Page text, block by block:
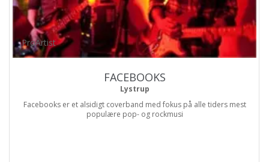
ProArtist
FACEBOOKS
Lystrup
Facebooks er et alsidigt coverband med fokus på alle tiders mest
populære pop- og rockmusi